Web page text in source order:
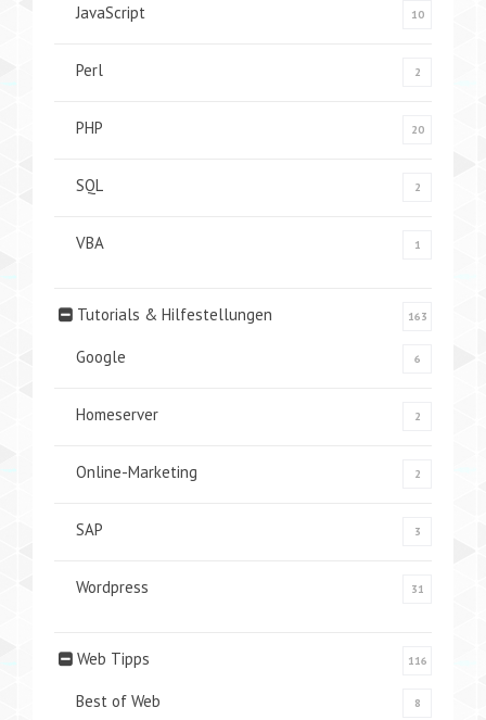
JavaScript 10
Perl 2
PHP 20
SQL 2
VBA 1
Tutorials & Hilfestellungen 163
Google 6
Homeserver 2
Online-Marketing 2
SAP 3
Wordpress 31
Web Tipps 116
Best of Web 8